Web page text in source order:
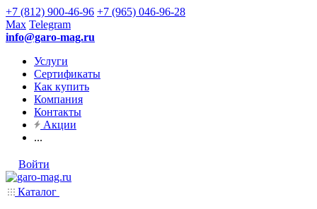
+7 (812) 900-46-96 +7 (965) 046-96-28
Max Telegram
info@garo-mag.ru
Услуги
Сертификаты
Как купить
Компания
Контакты
Акции
...
Войти
Каталог